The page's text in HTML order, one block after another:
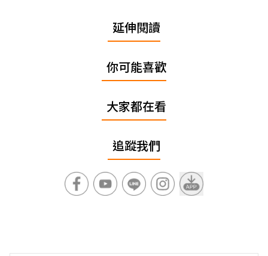
延伸閱讀
你可能喜歡
大家都在看
追蹤我們